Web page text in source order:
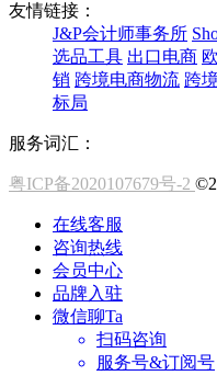
友情链接：
J&P会计师事务所
选品工具 出口电商
销 跨境电商物流 跨
标局
服务词汇：
粤ICP备2020107679号-2
在线客服
咨询热线
会员中心
品牌入驻
微信聊Ta
扫码咨询
服务号&订阅号